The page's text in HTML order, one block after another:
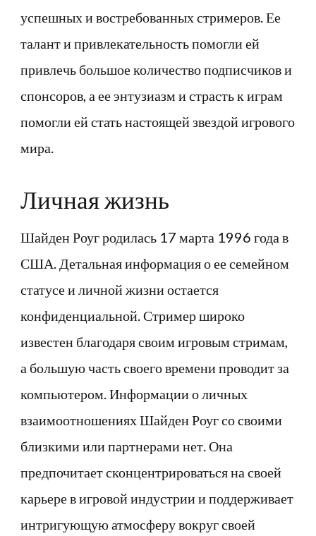
успешных и востребованных стримеров. Ее
талант и привлекательность помогли ей
привлечь большое количество подписчиков и
спонсоров, а ее энтузиазм и страсть к играм
помогли ей стать настоящей звездой игрового
мира.
Личная жизнь
Шайден Роуг родилась 17 марта 1996 года в
США. Детальная информация о ее семейном
статусе и личной жизни остается
конфиденциальной. Стример широко
известен благодаря своим игровым стримам,
а большую часть своего времени проводит за
компьютером. Информации о личных
взаимоотношениях Шайден Роуг со своими
близкими или партнерами нет. Она
предпочитает сконцентрироваться на своей
карьере в игровой индустрии и поддерживает
интригующую атмосферу вокруг своей